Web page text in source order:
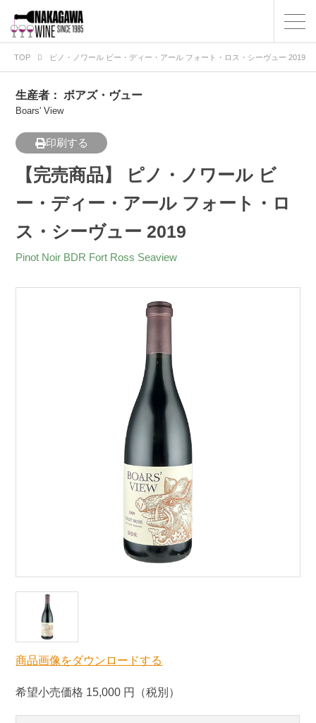
TOP ピノ・ノワール ビー・ディー・アール フォート・ロス・シーヴュー 2019
生産者：ボアズ・ヴュー
Boars' View
印刷する
【完売商品】 ピノ・ノワール ビ
ー・ディー・アール フォート・ロ
ス・シーヴュー 2019
Pinot Noir BDR Fort Ross Seaview
商品画像をダウンロードする
希望小売価格 15,000 円（税別）